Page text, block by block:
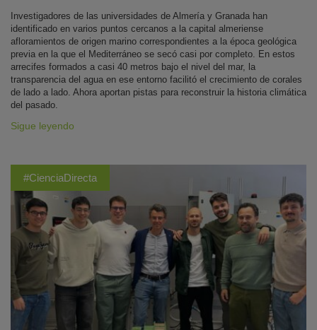
Investigadores de las universidades de Almería y Granada han
identificado en varios puntos cercanos a la capital almeriense
afloramientos de origen marino correspondientes a la época geológica
previa en la que el Mediterráneo se secó casi por completo. En estos
arrecifes formados a casi 40 metros bajo el nivel del mar, la
transparencia del agua en ese entorno facilitó el crecimiento de corales
de lado a lado. Ahora aportan pistas para reconstruir la historia climática
del pasado.
Sigue leyendo
#CienciaDirecta